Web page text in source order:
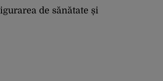
de sănătate și